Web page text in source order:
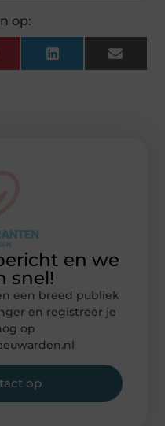
op:
LinkedInEmail
en we
snel!
een breed publiek
en registreer je
op
op